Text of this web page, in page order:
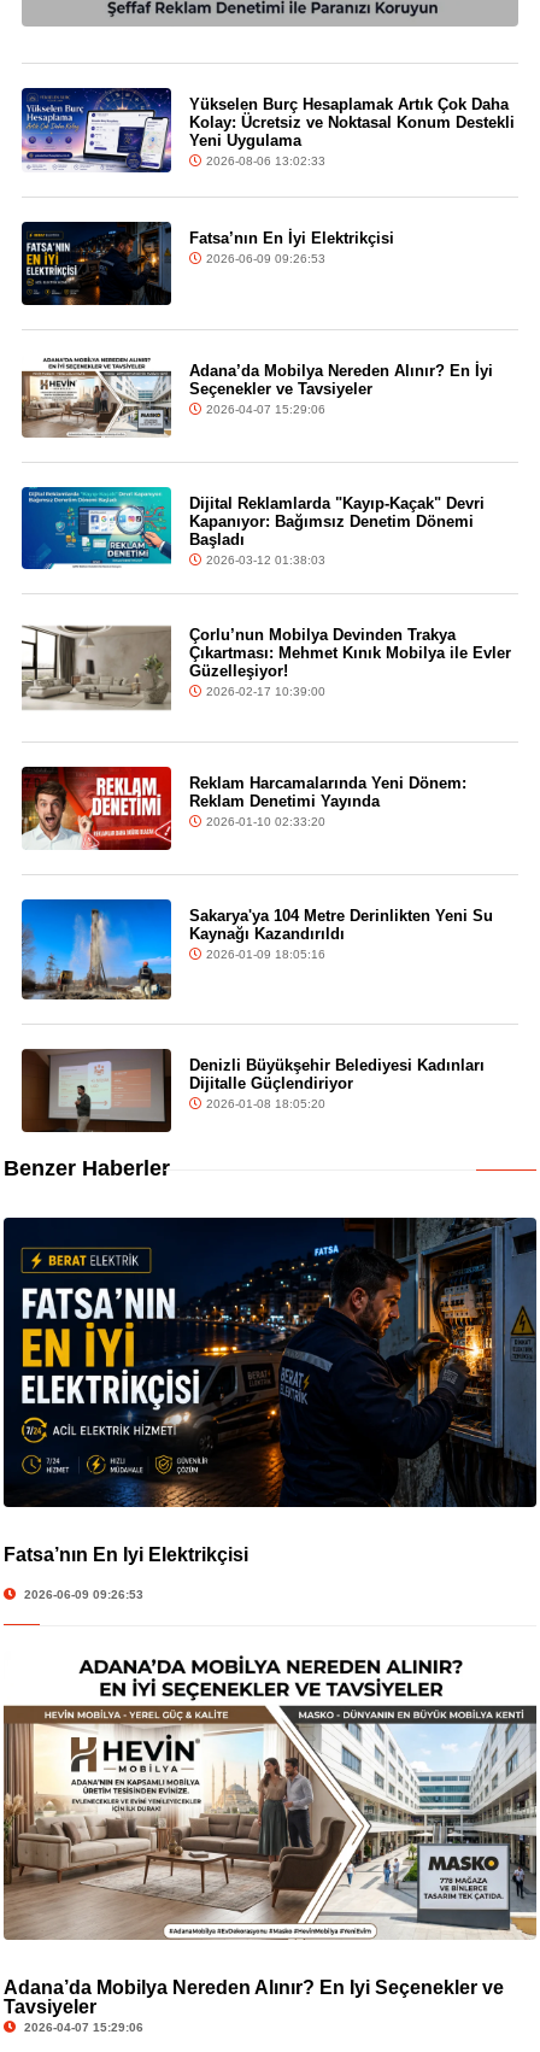
Yükselen Burç Hesaplamak Artık Çok Daha
Kolay: Ücretsiz ve Noktasal Konum Destekli
Yeni Uygulama
2026-08-06 13:02:33
Fatsa’nın En İyi Elektrikçisi
2026-06-09 09:26:53
Adana’da Mobilya Nereden Alınır? En İyi
Seçenekler ve Tavsiyeler
2026-04-07 15:29:06
Dijital Reklamlarda "Kayıp-Kaçak" Devri
Kapanıyor: Bağımsız Denetim Dönemi
Başladı
2026-03-12 01:38:03
Çorlu’nun Mobilya Devinden Trakya
Çıkartması: Mehmet Kınık Mobilya ile Evler
Güzelleşiyor!
2026-02-17 10:39:00
Reklam Harcamalarında Yeni Dönem:
Reklam Denetimi Yayında
2026-01-10 02:33:20
Sakarya'ya 104 Metre Derinlikten Yeni Su
Kaynağı Kazandırıldı
2026-01-09 18:05:16
Denizli Büyükşehir Belediyesi Kadınları
Dijitalle Güçlendiriyor
2026-01-08 18:05:20
Benzer Haberler
Fatsa’nın En İyi Elektrikçisi
2026-06-09 09:26:53
Adana’da Mobilya Nereden Alınır? En İyi Seçenekler ve
Tavsiyeler
2026-04-07 15:29:06